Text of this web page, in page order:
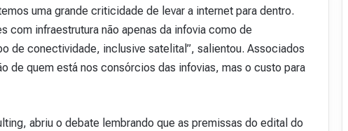
uma grande criticidade de levar a internet para dentro.
com infraestrutura não apenas da infovia como de
de conectividade, inclusive satelital”, salientou. Associados
de quem está nos consórcios das infovias, mas o custo para
abriu o debate lembrando que as premissas do edital do